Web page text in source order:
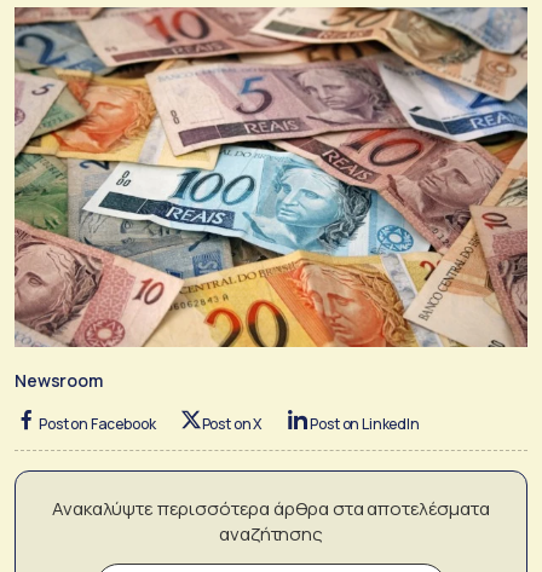
Newsroom
Post on Facebook Post on X Post on LinkedIn
Ανακαλύψτε περισσότερα άρθρα στα αποτελέσματα
αναζήτησης